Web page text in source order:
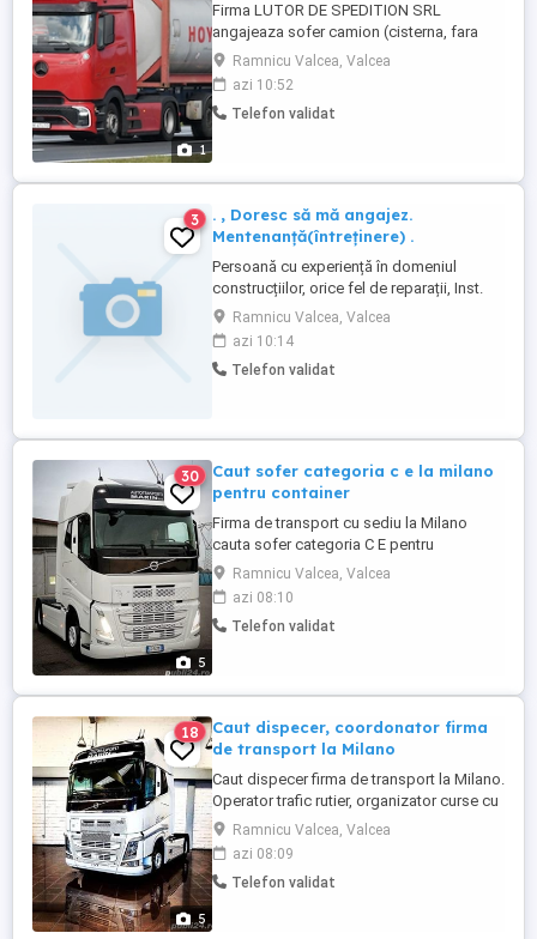
1
Firma LUTOR DE SPEDITION SRL
angajeaza sofer camion (cisterna, fara
ADR). Oferim: - salar pe tara plus diurna
(3000-3100 EUR net) - bonus la km -
camion Euro 6 Se face training timp de o
saptamana cu instructorul firmei
responsabilitate - ...
Ramnicu Valcea, Valcea
azi 10:52
Telefon validat
3
. , Doresc să mă angajez.
Mentenanță(întreținere) .
Persoană cu experiență în domeniul
construcțiilor, orice fel de reparații, Inst.
termice și sanitare (dețin
calificare.),etc.Dețin carnet de conducere.
Pentru alte detalii vă rog să sunați...
Ramnicu Valcea, Valcea
azi 10:14
Telefon validat
5
30
Caut sofer categoria c e la milano
pentru container
Firma de transport cu sediu la Milano
cauta sofer categoria C E pentru
containere navale si feroviarie pe nord
Italia. Lucru de luni pana vineri, de zi, se
respecta programul, garaj cu toate
conditile la Milano, masini E5 6, dispecer
Ramnicu Valcea, Valcea
azi 08:10
Telefon validat
5
18
Caut dispecer, coordonator firma
de transport la Milano
Caut dispecer firma de transport la Milano.
Operator trafic rutier, organizator curse cu
experienta. Salariul este in baza
experientei si porneste de la 1600 plus
cazare. Daca persoana este vorbitoare de
limba italiana si se demonstreaza experta
Ramnicu Valcea, Valcea
azi 08:09
Telefon validat